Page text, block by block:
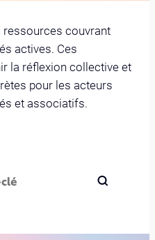
ressources couvrant
actives. Ces
la réflexion collective et
pour les acteurs
et associatifs.